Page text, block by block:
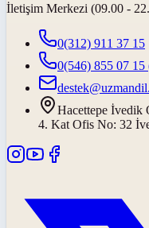
İletişim Merkezi (09.00 -
0(312) 911 37 15
0(546) 855 07 15
Hacettepe İvedik
4. Kat Ofis No: 32